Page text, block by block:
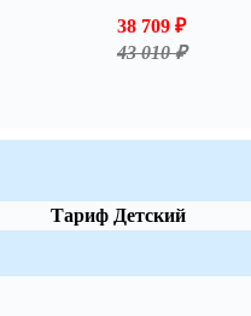
38 709 ₽
43 010 ₽
Тариф Детский